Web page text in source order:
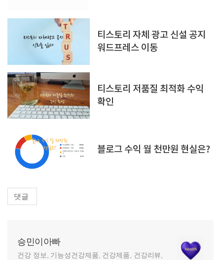
티스토리 자체 광고 신설 공지
워드프레스 이동
티스토리 저품질 최적화 수익
확인
블로그 수익 월 천만원 현실은?
댓글
승민이아빠
건강 정보, 기능성건강제품, 건강제품, 건강리뷰,